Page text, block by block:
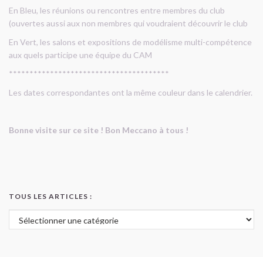
En Bleu, les réunions ou rencontres entre membres du club
(ouvertes aussi aux non membres qui voudraient découvrir le club
En Vert, les salons et expositions de modélisme multi-compétence
aux quels participe une équipe du CAM
***************************************
Les dates correspondantes ont la même couleur dans le calendrier.
Bonne visite sur ce site ! Bon Meccano à tous !
TOUS LES ARTICLES :
Tous les articles :